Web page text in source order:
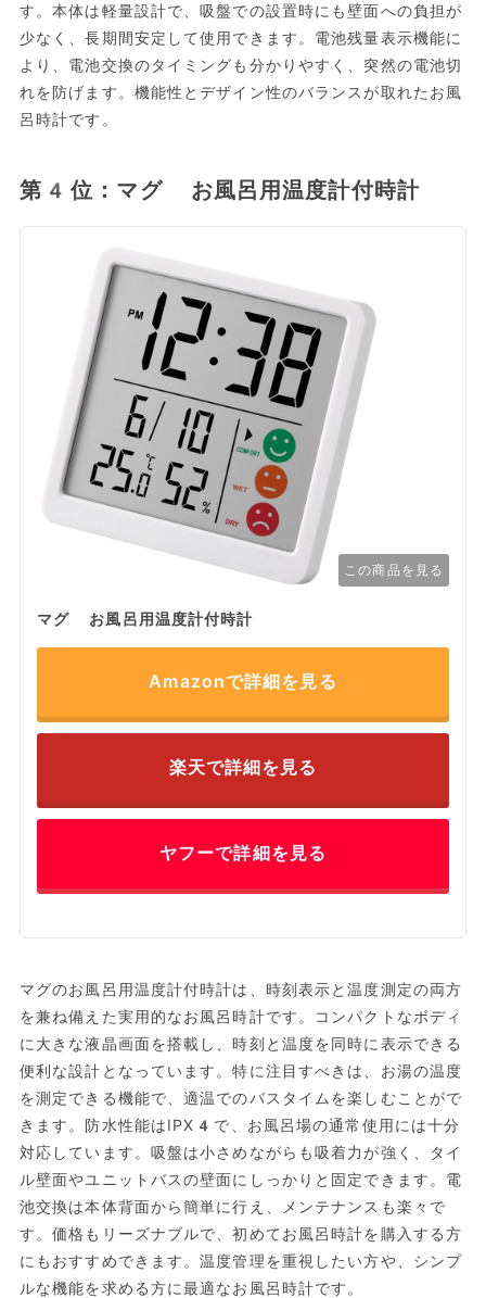
す。本体は軽量設計で、吸盤での設置時にも壁面への負担が
少なく、長期間安定して使用できます。電池残量表示機能に
より、電池交換のタイミングも分かりやすく、突然の電池切
れを防げます。機能性とデザイン性のバランスが取れたお風
呂時計です。
第4位：マグ お風呂用温度計付時計
この商品を見る
マグ お風呂用温度計付時計
Amazonで詳細を見る
楽天で詳細を見る
ヤフーで詳細を見る
マグのお風呂用温度計付時計は、時刻表示と温度測定の両方
を兼ね備えた実用的なお風呂時計です。コンパクトなボディ
に大きな液晶画面を搭載し、時刻と温度を同時に表示できる
便利な設計となっています。特に注目すべきは、お湯の温度
を測定できる機能で、適温でのバスタイムを楽しむことがで
きます。防水性能はIPX4で、お風呂場の通常使用には十分
対応しています。吸盤は小さめながらも吸着力が強く、タイ
ル壁面やユニットバスの壁面にしっかりと固定できます。電
池交換は本体背面から簡単に行え、メンテナンスも楽々で
す。価格もリーズナブルで、初めてお風呂時計を購入する方
にもおすすめできます。温度管理を重視したい方や、シンプ
ルな機能を求める方に最適なお風呂時計です。